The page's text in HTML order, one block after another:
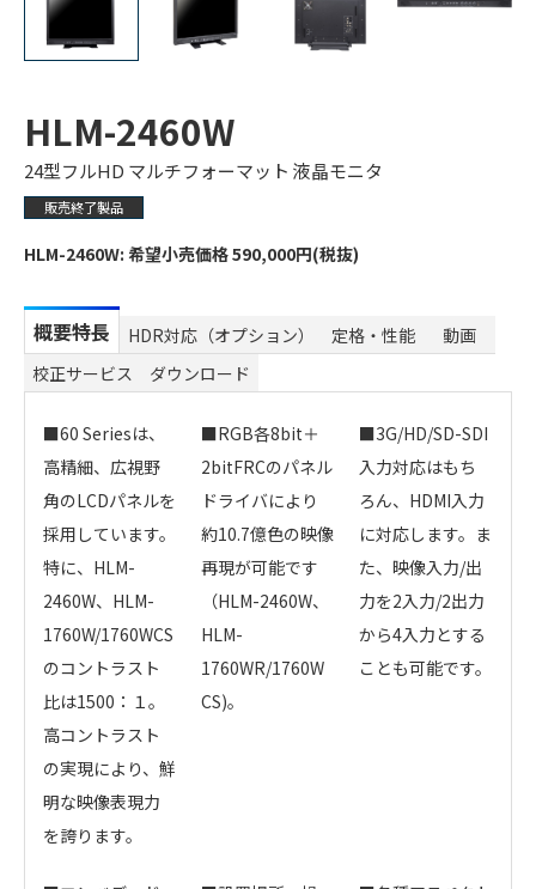
HLM-2460W
24型フルHD マルチフォーマット 液晶モニタ
販売終了製品
HLM-2460W: 希望小売価格 590,000円(税抜)
概要特長 HDR対応（オプション） 定格・性能
動画
校正サービス
ダウンロード
■60 Seriesは、
高精細、広視野
角のLCDパネルを
採用しています。
特に、HLM-
2460W、HLM-
1760W/1760WCS
のコントラスト
比は1500：１。
高コントラスト
の実現により、鮮
明な映像表現力
を誇ります。
■RGB各8bit＋
2bitFRCのパネル
ドライバにより
約10.7億色の映像
再現が可能です
（HLM-2460W、
HLM-
1760WR/1760W
CS)。
■3G/HD/SD-SDI
入力対応はもち
ろん、HDMI入力
に対応します。ま
た、映像入力/出
力を2入力/2出力
から4入力とする
ことも可能です。